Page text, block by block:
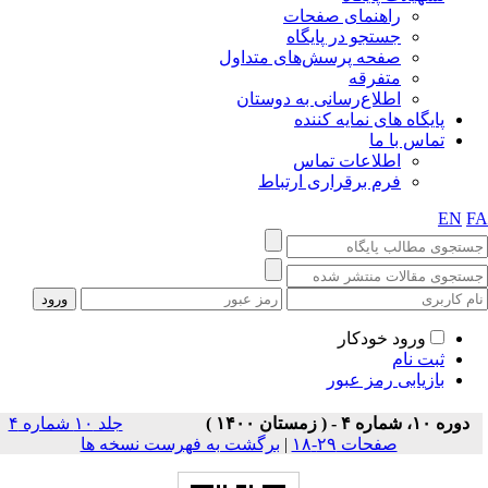
راهنمای صفحات
جستجو در پایگاه
صفحه پرسش‌های متداول
متفرقه
اطلاع‌رسانی به دوستان
پایگاه های نمایه کننده
تماس با ما
اطلاعات تماس
فرم برقراری ارتباط
EN
ورود خودکار
ثبت نام
بازیابی رمز عبور
دوره ۱۰، شماره ۴ - ( زمستان ۱۴۰۰ )
جلد ۱۰ شماره ۴
صفحات ۲۹-۱۸
| برگشت به فهرست نسخه ها